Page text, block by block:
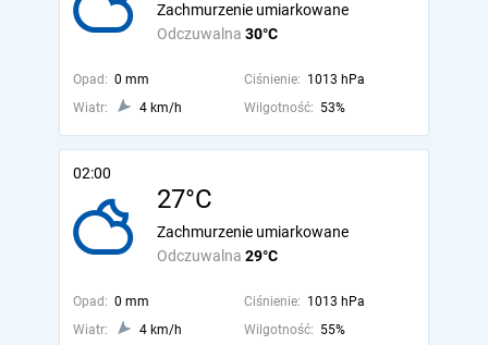
Odczuwalna 30°C
Zachmurzenie umiarkowane
Opad: 0 mm Ciśnienie: 1013 hPa
Wiatr:
4 km/h Wilgotność: 53%
02:00
27°C
Odczuwalna 29°C
Zachmurzenie umiarkowane
Opad: 0 mm Ciśnienie: 1013 hPa
Wiatr:
4 km/h Wilgotność: 55%